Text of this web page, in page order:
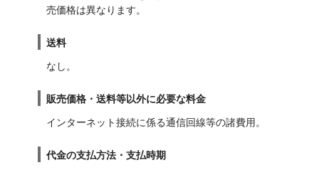
売価格は異なります。
送料
なし。
販売価格・送料等以外に必要な料金
インターネット接続に係る通信回線等の諸費用。
代金の支払方法・支払時期